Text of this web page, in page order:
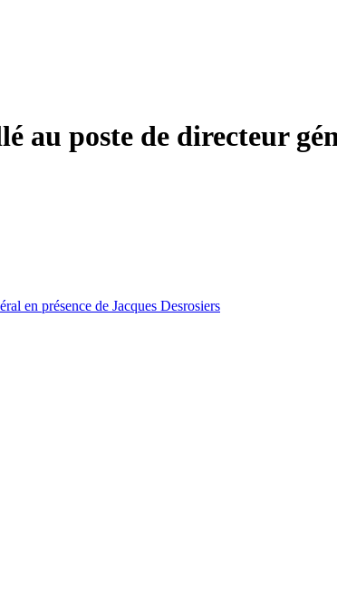
au poste de directeur